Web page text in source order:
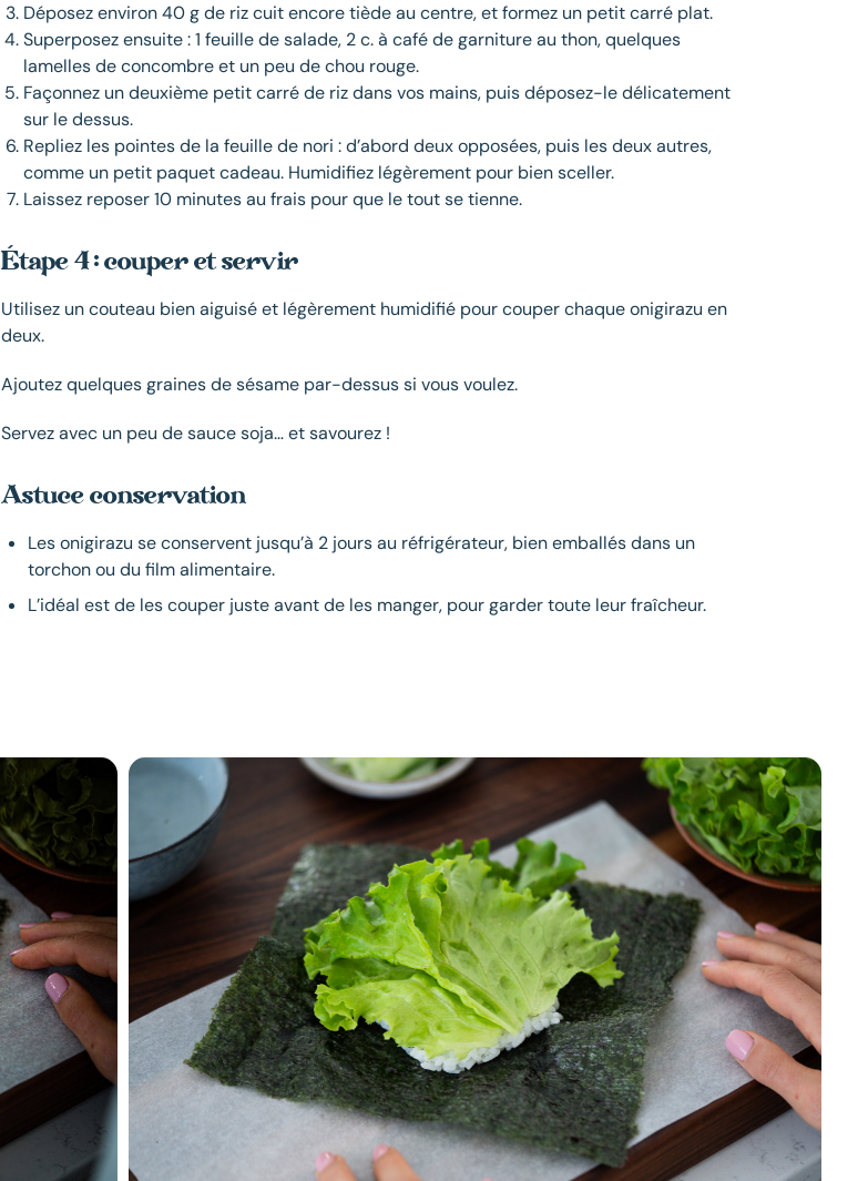
Déposez environ 40 g de riz cuit encore tiède au centre, et formez un petit carré plat.
Superposez ensuite : 1 feuille de salade, 2 c. à café de garniture au thon, quelques
lamelles de concombre et un peu de chou rouge.
Façonnez un deuxième petit carré de riz dans vos mains, puis déposez-le délicatement
sur le dessus.
Repliez les pointes de la feuille de nori : d’abord deux opposées, puis les deux autres,
comme un petit paquet cadeau. Humidifiez légèrement pour bien sceller.
Laissez reposer 10 minutes au frais pour que le tout se tienne.
Étape 4 : couper et servir
Utilisez un couteau bien aiguisé et légèrement humidifié pour couper chaque onigirazu en
deux.
Ajoutez quelques graines de sésame par-dessus si vous voulez.
Servez avec un peu de sauce soja… et savourez !
Astuce conservation
Les onigirazu se conservent jusqu’à 2 jours au réfrigérateur, bien emballés dans un
torchon ou du film alimentaire.
L’idéal est de les couper juste avant de les manger, pour garder toute leur fraîcheur.